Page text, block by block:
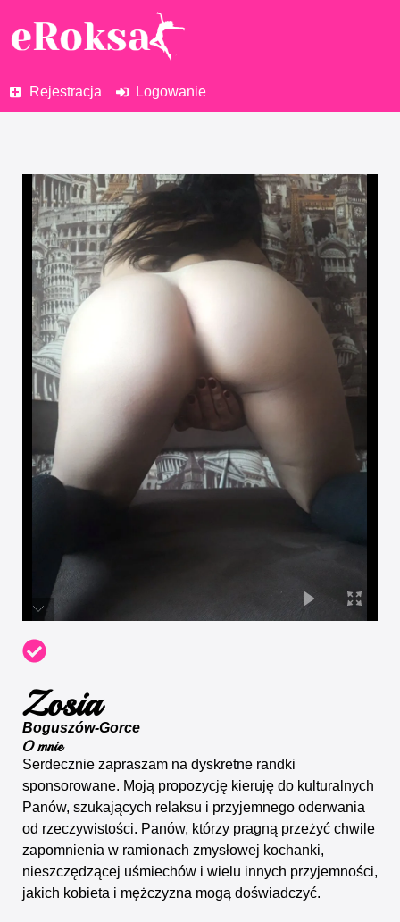
Rejestracja Logowanie
Zosia
Boguszów-Gorce
O mnie
Serdecznie zapraszam na dyskretne randki
sponsorowane. Moją propozycję kieruję do kulturalnych
Panów, szukających relaksu i przyjemnego oderwania
od rzeczywistości. Panów, którzy pragną przeżyć chwile
zapomnienia w ramionach zmysłowej kochanki,
nieszczędzącej uśmiechów i wielu innych przyjemności,
jakich kobieta i mężczyzna mogą doświadczyć.